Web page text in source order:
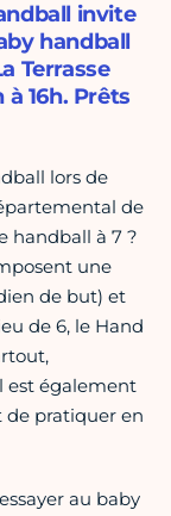
invite
handball
Terrasse
16h. Prêts
lors de
de
handball à 7 ?
une
de but) et
de 6, le Hand
est également
de pratiquer en
au baby